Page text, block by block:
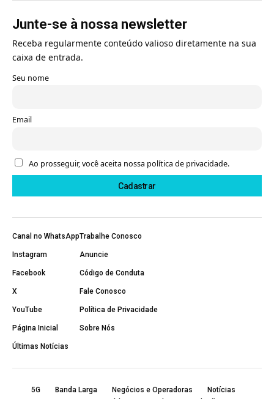
Junte-se à nossa newsletter
Receba regularmente conteúdo valioso diretamente na sua
caixa de entrada.
Seu nome
Email
Ao prosseguir, você aceita nossa política de privacidade.
Canal no WhatsApp
Instagram
Facebook
X
YouTube
Página Inicial
Últimas Notícias
Trabalhe Conosco
Anuncie
Código de Conduta
Fale Conosco
Política de Privacidade
Sobre Nós
5G Banda Larga Negócios e Operadoras
Notícias